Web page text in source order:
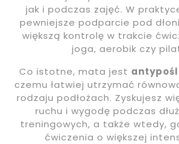
jak i podczas zajęć. W
pewniejsze podparcie pod
większą kontrolę w trakcie
joga, aerobik czy
Co istotne, mata jest
czemu łatwiej utrzymać
rodzaju podłożach. Zyskujesz
ruchu i wygodę podczas
treningowych, a także wtedy,
ćwiczenia o większej